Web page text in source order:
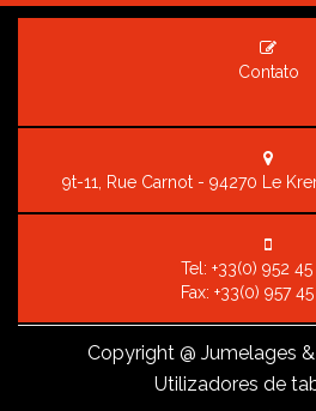
Contato
9t-11, Rue Carnot - 94270 Le
Tel: +33(0) 952 45
Fax: +33(0) 957
Copyright@ Jumelages
Utilizadores de